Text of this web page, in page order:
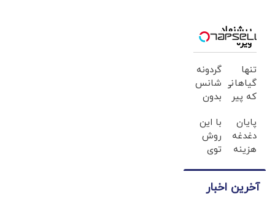
امنیت ملی
پیشنهاد
ویژه
تنها
گیاهانی
که پیر
رو
متوقف
می
گردونه
شانس
بدون
PS5 تا
و بیت
پایان
دغدغه
هزینه
پزشکی
با این
روش
توی
زیبایی
آخرین اخبار